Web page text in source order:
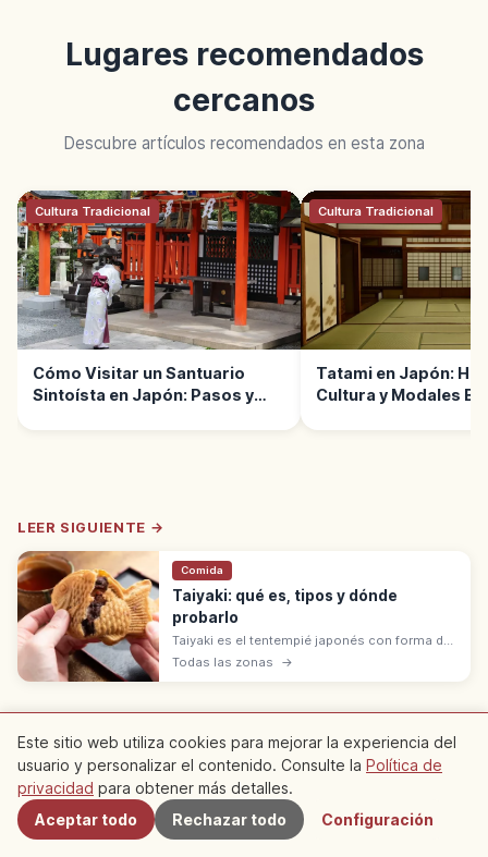
Lugares recomendados
cercanos
Descubre artículos recomendados en esta zona
Cultura Tradicional
Cómo Visitar un Santuario
Sintoísta en Japón: Pasos y
Cultura Tradicional
Tatami en Japón:
Cultura y Modales
LEER SIGUIENTE →
Comida
Taiyaki: qué es, tipos y dónde
probarlo
Taiyaki es el tentempié japonés con forma de
pez tai: masa rellena cocida en molde,
Todas las zonas →
※ El contenido del artículo se basa en información del momento de la
redacción y puede diferir de la situación actual. Además, no
garantizamos la exactitud ni la integridad del contenido publicado,
agradecemos su comprensión.
Patrocinado
Este artículo puede contener anuncios (enlaces de
afiliados); podemos ganar una comisión por las reservas realizadas a
Cercanos
Este sitio web utiliza cookies para mejorar la experiencia del
usuario y personalizar el contenido. Consulte la Política de
privacidad para obtener más detalles.
Aceptar todo
Rechazar todo Configuración